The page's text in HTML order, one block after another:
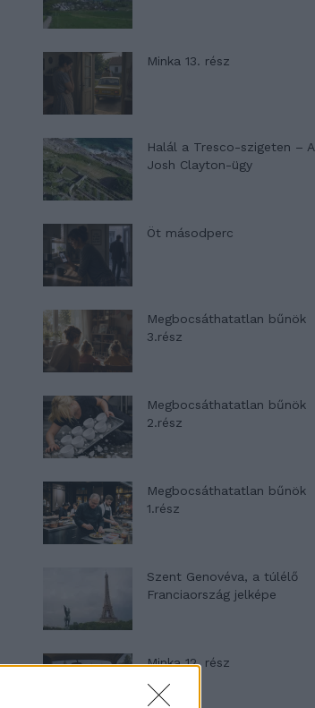
Minka 13. rész
Halál a Tresco-szigeten – A
Josh Clayton-ügy
Öt másodperc
Megbocsáthatatlan bűnök
3.rész
Megbocsáthatatlan bűnök
2.rész
Megbocsáthatatlan bűnök
1.rész
Szent Genovéva, a túlélő
Franciaország jelképe
Minka 12. rész